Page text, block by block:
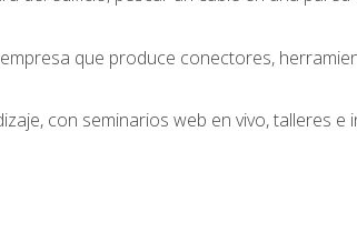
que produce conectores,
con seminarios web en vivo, talleres e